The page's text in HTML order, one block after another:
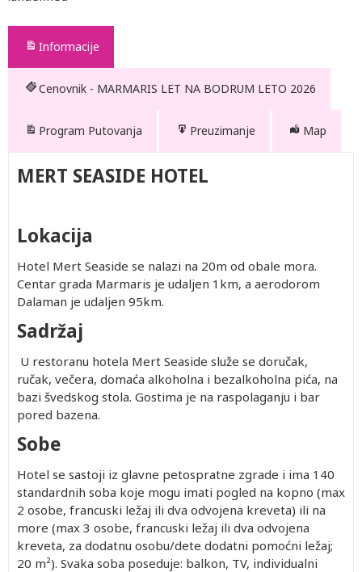
Informacije
Cenovnik - MARMARIS LET NA BODRUM LETO 2026
Program Putovanja Preuzimanje Map
MERT SEASIDE HOTEL
Lokacija
Hotel Mert Seaside se nalazi na 20m od obale mora.
Centar grada Marmaris je udaljen 1km, a aerodorom
Dalaman je udaljen 95km.
Sadržaj
U restoranu hotela Mert Seaside služe se doručak,
ručak, večera, domaća alkoholna i bezalkoholna pića, na
bazi švedskog stola. Gostima je na raspolaganju i bar
pored bazena.
Sobe
Hotel se sastoji iz glavne petospratne zgrade i ima 140
standardnih soba koje mogu imati pogled na kopno (max
2 osobe, francuski ležaj ili dva odvojena kreveta) ili na
more (max 3 osobe, francuski ležaj ili dva odvojena
kreveta, za dodatnu osobu/dete dodatni pomoćni ležaj;
20 m²). Svaka soba poseduje: balkon, TV, individualni